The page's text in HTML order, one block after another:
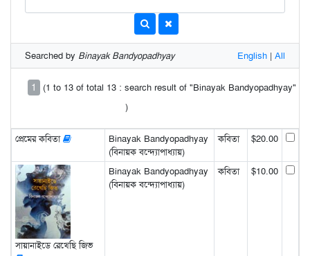
Searched by Binayak Bandyopadhyay English | All
1
(1 to 13 of total 13 : search result of "Binayak Bandyopadhyay"
)
প্রেমের কবিতা
Binayak Bandyopadhyay
(বিনায়ক বন্দ্যোপাধ্যায়)
কবিতা $20.00
সায়ানাইডে রেখেছি জিভ
Binayak Bandyopadhyay
(বিনায়ক বন্দ্যোপাধ্যায়)
কবিতা $10.00